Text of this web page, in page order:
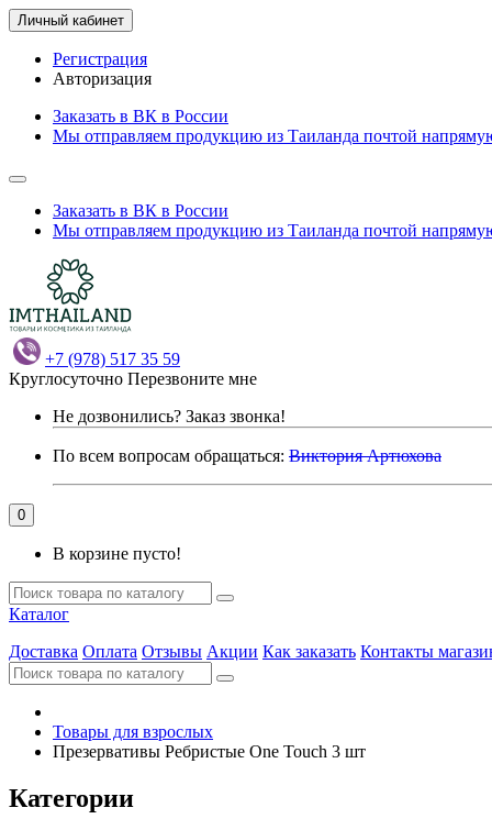
Личный кабинет
Регистрация
Авторизация
Заказать в ВК в России
Мы отправляем продукцию из Таиланда почтой
Заказать в ВК в России
Мы отправляем продукцию из Таиланда почтой
+7 (978) 517 35 59
Круглосуточно Перезвоните мне
Не дозвонились? Заказ звонка!
По всем вопросам обращаться: Виктория Артюхова
0
В корзине пусто!
Каталог
Доставка Оплата Отзывы Акции Как заказать Контакты
Товары для взрослых
Презервативы Ребристые One Touch 3 шт
Категории